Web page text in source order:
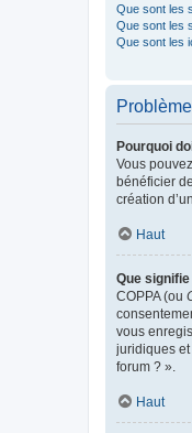
Que sont les
Que sont les
Que sont les
Pourquoi
Vous
bénéficier
création
Haut
Que signifie
COPPA (ou
vous
juridiques
forum ? ».
Haut